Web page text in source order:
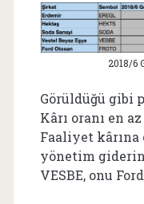
2018/6
Görüldüğü gibi
Kârı oranı en
Faaliyet
yönetim
VESBE, onu